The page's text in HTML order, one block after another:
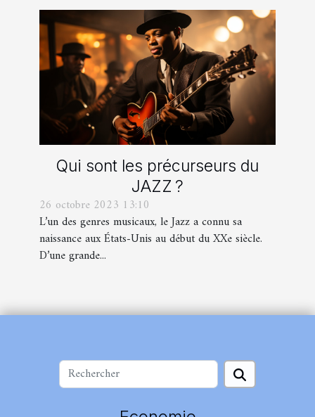
Qui sont les précurseurs du
JAZZ ?
26 octobre 2023 13:10
L’un des genres musicaux, le Jazz a connu sa
naissance aux États-Unis au début du XXe siècle.
D’une grande...